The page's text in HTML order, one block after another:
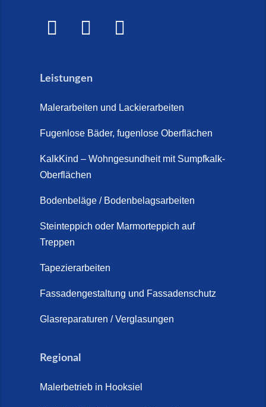
Leistungen
Malerarbeiten und Lackierarbeiten
Fugenlose Bäder, fugenlose Oberflächen
KalkKind – Wohngesundheit mit Sumpfkalk-
Oberflächen
Bodenbeläge / Bodenbelagsarbeiten
Steinteppich oder Marmorteppich auf
Treppen
Tapezierarbeiten
Fassadengestaltung und Fassadenschutz
Glasreparaturen / Verglasungen
Regional
Malerbetrieb in Hooksiel